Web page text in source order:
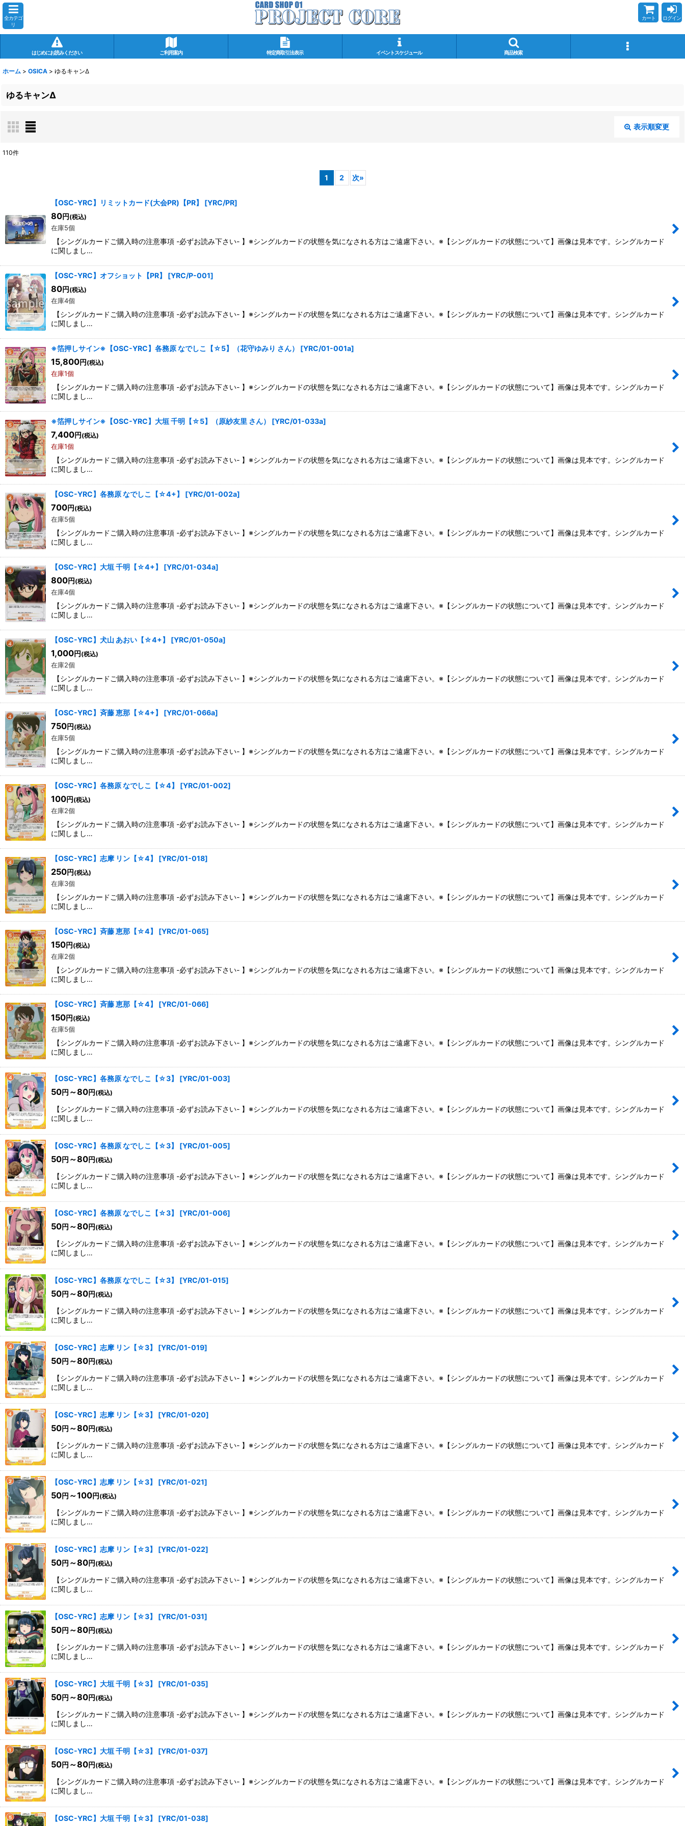
全カテゴ
リ
カート ログイン
はじめにお読みください ご利用案内 特定商取引法表示 イベントスケジュール 商品検索
ホーム > OSICA > ゆるキャンΔ
ゆるキャンΔ
表示順変更
並び順:
絞り込む
110件
1 2 次»
【OSC-YRC】リミットカード(大会PR)【PR】 [YRC/PR]
80円 (税込)
在庫5個
【シングルカードご購入時の注意事項 -必ずお読み下さい- 】※シングルカードの状態を気になされる方はご遠慮下さい。※【シングルカードの状態について】画像は見本です。シングルカード
に関しまし…
【OSC-YRC】オフショット【PR】 [YRC/P-001]
80円 (税込)
在庫4個
【シングルカードご購入時の注意事項 -必ずお読み下さい- 】※シングルカードの状態を気になされる方はご遠慮下さい。※【シングルカードの状態について】画像は見本です。シングルカード
に関しまし…
※箔押しサイン※【OSC-YRC】各務原 なでしこ【☆5】（花守ゆみり さん） [YRC/01-001a]
15,800円 (税込)
在庫1個
【シングルカードご購入時の注意事項 -必ずお読み下さい- 】※シングルカードの状態を気になされる方はご遠慮下さい。※【シングルカードの状態について】画像は見本です。シングルカード
に関しまし…
※箔押しサイン※【OSC-YRC】大垣 千明【☆5】（原紗友里 さん） [YRC/01-033a]
7,400円 (税込)
在庫1個
【シングルカードご購入時の注意事項 -必ずお読み下さい- 】※シングルカードの状態を気になされる方はご遠慮下さい。※【シングルカードの状態について】画像は見本です。シングルカード
に関しまし…
【OSC-YRC】各務原 なでしこ【☆4+】 [YRC/01-002a]
700円 (税込)
在庫5個
【シングルカードご購入時の注意事項 -必ずお読み下さい- 】※シングルカードの状態を気になされる方はご遠慮下さい。※【シングルカードの状態について】画像は見本です。シングルカード
に関しまし…
【OSC-YRC】大垣 千明【☆4+】 [YRC/01-034a]
800円 (税込)
在庫4個
【シングルカードご購入時の注意事項 -必ずお読み下さい- 】※シングルカードの状態を気になされる方はご遠慮下さい。※【シングルカードの状態について】画像は見本です。シングルカード
に関しまし…
【OSC-YRC】犬山 あおい【☆4+】 [YRC/01-050a]
1,000円 (税込)
在庫2個
【シングルカードご購入時の注意事項 -必ずお読み下さい- 】※シングルカードの状態を気になされる方はご遠慮下さい。※【シングルカードの状態について】画像は見本です。シングルカード
に関しまし…
【OSC-YRC】斉藤 恵那【☆4+】 [YRC/01-066a]
750円 (税込)
在庫5個
【シングルカードご購入時の注意事項 -必ずお読み下さい- 】※シングルカードの状態を気になされる方はご遠慮下さい。※【シングルカードの状態について】画像は見本です。シングルカード
に関しまし…
【OSC-YRC】各務原 なでしこ【☆4】 [YRC/01-002]
100円 (税込)
在庫2個
【シングルカードご購入時の注意事項 -必ずお読み下さい- 】※シングルカードの状態を気になされる方はご遠慮下さい。※【シングルカードの状態について】画像は見本です。シングルカード
に関しまし…
【OSC-YRC】志摩 リン【☆4】 [YRC/01-018]
250円 (税込)
在庫3個
【シングルカードご購入時の注意事項 -必ずお読み下さい- 】※シングルカードの状態を気になされる方はご遠慮下さい。※【シングルカードの状態について】画像は見本です。シングルカード
に関しまし…
【OSC-YRC】斉藤 恵那【☆4】 [YRC/01-065]
150円 (税込)
在庫2個
【シングルカードご購入時の注意事項 -必ずお読み下さい- 】※シングルカードの状態を気になされる方はご遠慮下さい。※【シングルカードの状態について】画像は見本です。シングルカード
に関しまし…
【OSC-YRC】斉藤 恵那【☆4】 [YRC/01-066]
150円 (税込)
在庫5個
【シングルカードご購入時の注意事項 -必ずお読み下さい- 】※シングルカードの状態を気になされる方はご遠慮下さい。※【シングルカードの状態について】画像は見本です。シングルカード
に関しまし…
【OSC-YRC】各務原 なでしこ【☆3】 [YRC/01-003]
50円 ～80円(税込)
【シングルカードご購入時の注意事項 -必ずお読み下さい- 】※シングルカードの状態を気になされる方はご遠慮下さい。※【シングルカードの状態について】画像は見本です。シングルカード
に関しまし…
【OSC-YRC】各務原 なでしこ【☆3】 [YRC/01-005]
50円 ～80円(税込)
【シングルカードご購入時の注意事項 -必ずお読み下さい- 】※シングルカードの状態を気になされる方はご遠慮下さい。※【シングルカードの状態について】画像は見本です。シングルカード
に関しまし…
【OSC-YRC】各務原 なでしこ【☆3】 [YRC/01-006]
50円 ～80円(税込)
【シングルカードご購入時の注意事項 -必ずお読み下さい- 】※シングルカードの状態を気になされる方はご遠慮下さい。※【シングルカードの状態について】画像は見本です。シングルカード
に関しまし…
【OSC-YRC】各務原 なでしこ【☆3】 [YRC/01-015]
50円 ～80円(税込)
【シングルカードご購入時の注意事項 -必ずお読み下さい- 】※シングルカードの状態を気になされる方はご遠慮下さい。※【シングルカードの状態について】画像は見本です。シングルカード
に関しまし…
【OSC-YRC】志摩 リン【☆3】 [YRC/01-019]
50円 ～80円(税込)
【シングルカードご購入時の注意事項 -必ずお読み下さい- 】※シングルカードの状態を気になされる方はご遠慮下さい。※【シングルカードの状態について】画像は見本です。シングルカード
に関しまし…
【OSC-YRC】志摩 リン【☆3】 [YRC/01-020]
50円 ～80円(税込)
【シングルカードご購入時の注意事項 -必ずお読み下さい- 】※シングルカードの状態を気になされる方はご遠慮下さい。※【シングルカードの状態について】画像は見本です。シングルカード
に関しまし…
【OSC-YRC】志摩 リン【☆3】 [YRC/01-021]
50円 ～100円(税込)
【シングルカードご購入時の注意事項 -必ずお読み下さい- 】※シングルカードの状態を気になされる方はご遠慮下さい。※【シングルカードの状態について】画像は見本です。シングルカード
に関しまし…
【OSC-YRC】志摩 リン【☆3】 [YRC/01-022]
50円 ～80円(税込)
【シングルカードご購入時の注意事項 -必ずお読み下さい- 】※シングルカードの状態を気になされる方はご遠慮下さい。※【シングルカードの状態について】画像は見本です。シングルカード
に関しまし…
【OSC-YRC】志摩 リン【☆3】 [YRC/01-031]
50円 ～80円(税込)
【シングルカードご購入時の注意事項 -必ずお読み下さい- 】※シングルカードの状態を気になされる方はご遠慮下さい。※【シングルカードの状態について】画像は見本です。シングルカード
に関しまし…
【OSC-YRC】大垣 千明【☆3】 [YRC/01-035]
50円 ～80円(税込)
【シングルカードご購入時の注意事項 -必ずお読み下さい- 】※シングルカードの状態を気になされる方はご遠慮下さい。※【シングルカードの状態について】画像は見本です。シングルカード
に関しまし…
【OSC-YRC】大垣 千明【☆3】 [YRC/01-037]
50円 ～80円(税込)
【シングルカードご購入時の注意事項 -必ずお読み下さい- 】※シングルカードの状態を気になされる方はご遠慮下さい。※【シングルカードの状態について】画像は見本です。シングルカード
に関しまし…
【OSC-YRC】大垣 千明【☆3】 [YRC/01-038]